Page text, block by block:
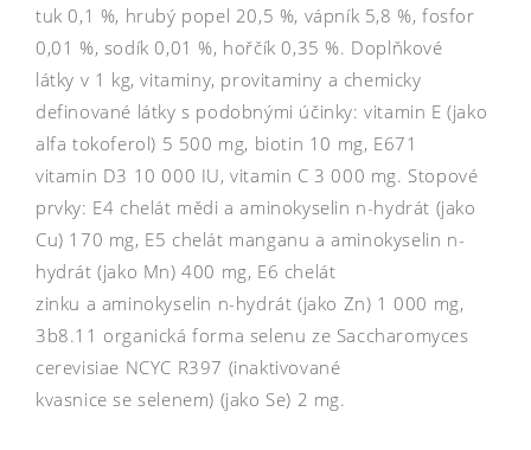
tuk 0,1 %, hrubý popel 20,5 %, vápník 5,8 %, fosfor
0,01 %, sodík 0,01 %, hořčík 0,35 %. Doplňkové
látky v 1 kg, vitaminy, provitaminy a chemicky
definované látky s podobnými účinky: vitamin E (jako
alfa tokoferol) 5 500 mg, biotin 10 mg, E671
vitamin D3 10 000 IU, vitamin C 3 000 mg. Stopové
prvky: E4 chelát mědi a aminokyselin n-hydrát (jako
Cu) 170 mg, E5 chelát manganu a aminokyselin n-
hydrát (jako Mn) 400 mg, E6 chelát
zinku a aminokyselin n-hydrát (jako Zn) 1 000 mg,
3b8.11 organická forma selenu ze Saccharomyces
cerevisiae NCYC R397 (inaktivované
kvasnice se selenem) (jako Se) 2 mg.